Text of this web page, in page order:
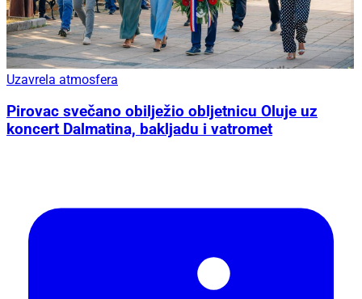
Uzavrela atmosfera
Pirovac svečano obilježio obljetnicu Oluje uz
koncert Dalmatina, bakljadu i vatromet